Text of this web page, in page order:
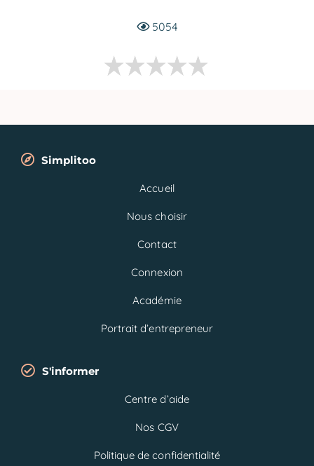
5054
Simplitoo
Accueil
Nous choisir
Contact
Connexion
Académie
Portrait d’entrepreneur
S'informer
Centre d’aide
Nos CGV
Politique de confidentialité